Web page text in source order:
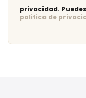
privacidad.
politica de